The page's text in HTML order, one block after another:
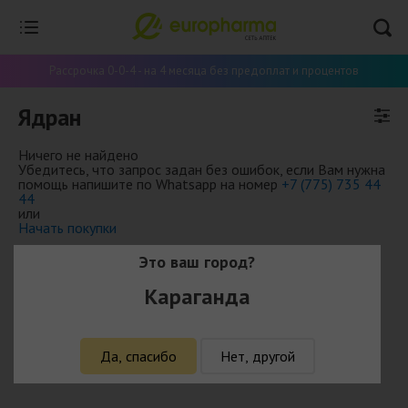
Рассрочка 0-0-4 - на 4 месяца без предоплат и процентов
Ядран
Ничего не найдено
Убедитесь, что запрос задан без ошибок, если Вам нужна
помощь напишите по Whatsapp на номер +7 (775) 735 44
44
или
Начать покупки
Это ваш город?
Караганда
Да, спасибо Нет, другой